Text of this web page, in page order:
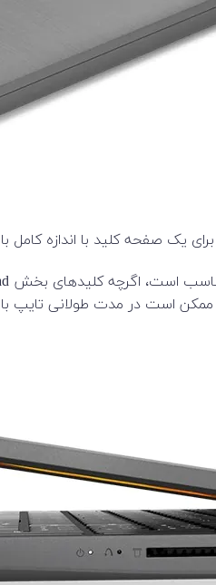
که ممکن است در مدت طولانی